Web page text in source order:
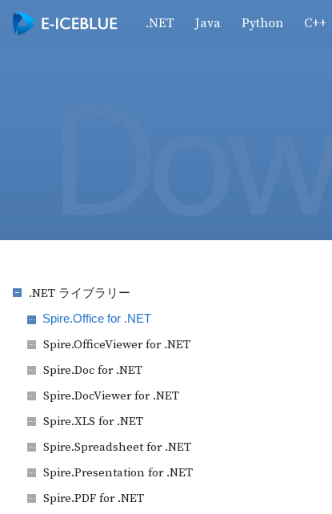
.NET Java Python C++
.NET ライブラリー
Spire.Office for .NET
Spire.OfficeViewer for .NET
Spire.Doc for .NET
Spire.DocViewer for .NET
Spire.XLS for .NET
Spire.Spreadsheet for .NET
Spire.Presentation for .NET
Spire.PDF for .NET